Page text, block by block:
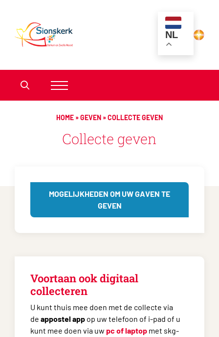
NL
HOME »GEVEN »COLLECTE GEVEN
Collecte geven
MOGELIJKHEDEN OM UW GAVEN TE
GEVEN
Voortaan ook digitaal
collecteren
U kunt thuis mee doen met de collecte via
de appostel app op uw telefoon of i-pad of u
kunt mee doen via uw pc of laptop met skg-